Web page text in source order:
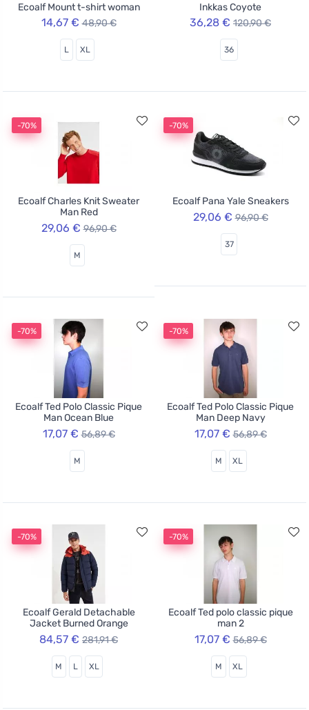
Ecoalf Mount t-shirt woman
14,67 € 48,90 €
L XL
Inkkas Coyote
36,28 € 120,90 €
36
-70%
Ecoalf Charles Knit Sweater
Man Red
29,06 € 96,90 €
M
-70%
Ecoalf Pana Yale Sneakers
29,06 € 96,90 €
37
-70%
Ecoalf Ted Polo Classic Pique
Man Ocean Blue
17,07 € 56,89 €
M
-70%
Ecoalf Ted Polo Classic Pique
Man Deep Navy
17,07 € 56,89 €
M XL
-70%
Ecoalf Gerald Detachable
Jacket Burned Orange
84,57 € 281,91 €
M L XL
-70%
Ecoalf Ted polo classic pique
man 2
17,07 € 56,89 €
M XL